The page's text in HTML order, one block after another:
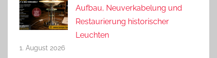
Aufbau, Neuverkabelung und
Restaurierung historischer
Leuchten
1. August 2026